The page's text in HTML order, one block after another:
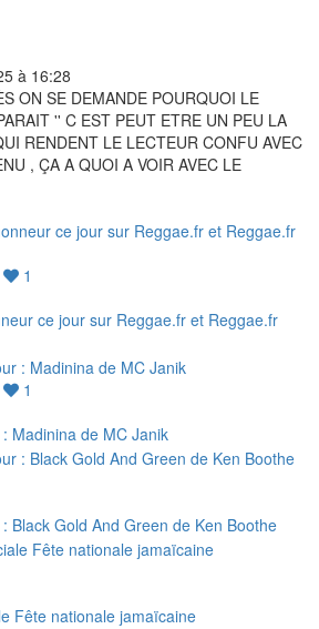
à 16:28
ON SE DEMANDE POURQUOI LE
'' C EST PEUT ETRE UN PEU LA
RENDENT LE LECTEUR CONFU AVEC
, ÇA A QUOI A VOIR AVEC LE
1
ce jour sur Reggae.fr et Reggae.fr
1
Madinina de MC Janik
Black Gold And Green de Ken Boothe
Fête nationale jamaïcaine